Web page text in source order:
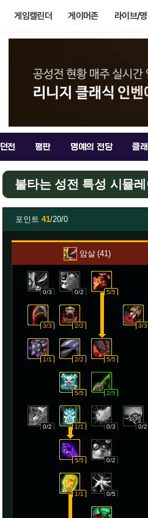
게임캘린더 게이머존 라이브/
던전 평판 명예의 전당 클
불타는 성전 특성 시뮬
포인트 41/20/0
암살 41
0/3 0/2 5/5
3/3 2/2 3/3
1/1 2/2 5/5
5/5 2/5
0/2 1/1 0/3 0/2
5/5 0/2
1/1 0/5